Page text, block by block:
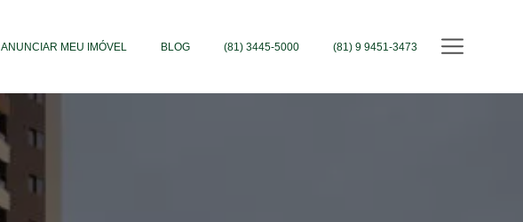
ANUNCIAR MEU IMÓVEL BLOG (81) 3445-5000 (81) 9 9451-3473